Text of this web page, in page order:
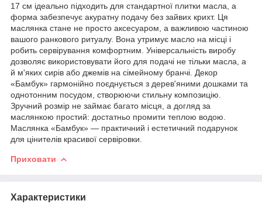
17 см ідеально підходить для стандартної плитки масла, а
форма забезпечує акуратну подачу без зайвих крихт. Ця
маслянка стане не просто аксесуаром, а важливою частиною
вашого ранкового ритуалу. Вона утримує масло на місці і
робить сервірування комфортним. Універсальність виробу
дозволяє використовувати його для подачі не тільки масла, а
й м'яких сирів або джемів на сімейному бранчі. Декор
«Бамбук» гармонійно поєднується з дерев'яними дошками та
однотонним посудом, створюючи стильну композицію.
Зручний розмір не займає багато місця, а догляд за
маслянкою простий: достатньо промити теплою водою.
Маслянка «Бамбук» — практичний і естетичний подарунок
для цінителів красивої сервіровки.
Приховати
Характеристики